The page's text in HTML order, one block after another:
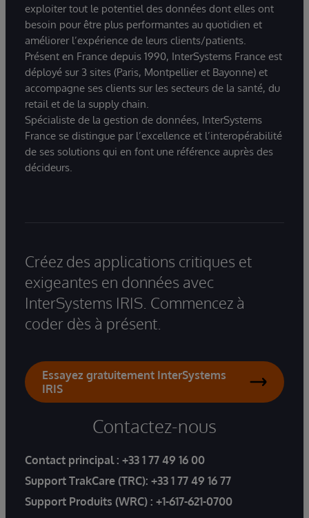
exploiter tout le potentiel des données dont elles ont
besoin pour être plus performantes au quotidien et
améliorer l’expérience de leurs clients/patients.
Présent en France depuis 1990, InterSystems France est
déployé sur 3 sites (Paris, Montpellier et Bayonne) et
accompagne ses clients sur les secteurs de la santé, du
retail et de la supply chain.
Spécialiste de la gestion de données, InterSystems
France se distingue par l’excellence et l’interopérabilité
de ses solutions qui en font une référence auprès des
décideurs.
Créez des applications critiques et
exigeantes en données avec
InterSystems IRIS. Commencez à
coder dès à présent.
Essayez gratuitement InterSystems
IRIS
Contactez-nous
Contact principal : +33 1 77 49 16 00
Support TrakCare (TRC): +33 1 77 49 16 77
Support Produits (WRC) : +1-617-621-0700